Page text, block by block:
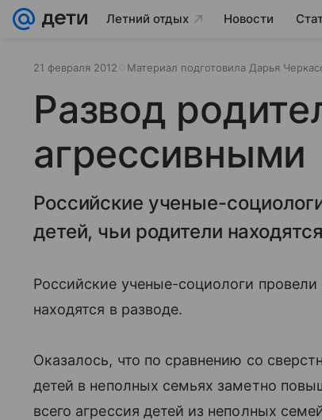
Летний отдых Новости
21 февраля 2012 Материал подготовила Дарья
Развод
агрессивными
Российские ученые-
детей, чьи родители
Российские ученые-социологи
находятся в разводе.
Оказалось, что по сравнению со
детей в неполных семьях заметно
всего агрессия детей из неполных